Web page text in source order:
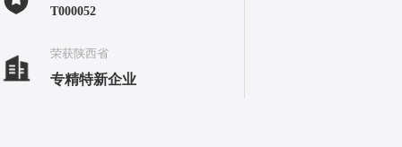
T000052
荣获陕西省
专精特新企业